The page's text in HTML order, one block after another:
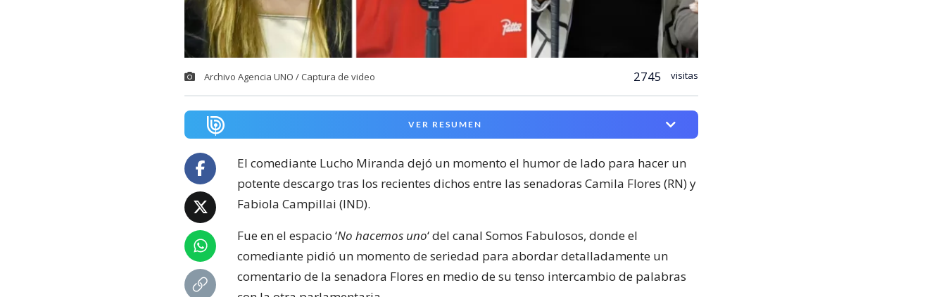
Archivo Agencia UNO / Captura de video 2745 visitas
VER RESUMEN
El comediante Lucho Miranda dejó un momento el humor de lado para hacer un
potente descargo tras los recientes dichos entre las senadoras Camila Flores (RN) y
Fabiola Campillai (IND).
Fue en el espacio ‘No hacemos uno‘ del canal Somos Fabulosos, donde el
comediante pidió un momento de seriedad para abordar detalladamente un
comentario de la senadora Flores en medio de su tenso intercambio de palabras